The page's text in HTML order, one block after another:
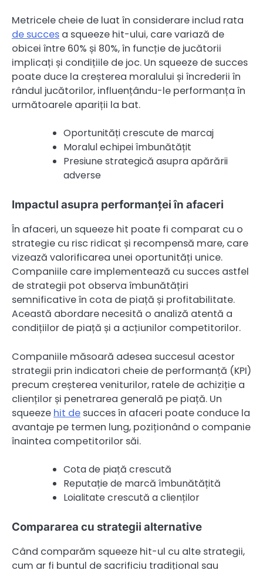
Metricele cheie de luat în considerare includ rata
de succes a squeeze hit-ului, care variază de
obicei între 60% și 80%, în funcție de jucătorii
implicați și condițiile de joc. Un squeeze de succes
poate duce la creșterea moralului și încrederii în
rândul jucătorilor, influențându-le performanța în
următoarele apariții la bat.
Oportunități crescute de marcaj
Moralul echipei îmbunătățit
Presiune strategică asupra apărării
adverse
Impactul asupra performanței în afaceri
În afaceri, un squeeze hit poate fi comparat cu o
strategie cu risc ridicat și recompensă mare, care
vizează valorificarea unei oportunități unice.
Companiile care implementează cu succes astfel
de strategii pot observa îmbunătățiri
semnificative în cota de piață și profitabilitate.
Această abordare necesită o analiză atentă a
condițiilor de piață și a acțiunilor competitorilor.
Companiile măsoară adesea succesul acestor
strategii prin indicatori cheie de performanță (KPI)
precum creșterea veniturilor, ratele de achiziție a
clienților și penetrarea generală pe piață. Un
squeeze hit de succes în afaceri poate conduce la
avantaje pe termen lung, poziționând o companie
înaintea competitorilor săi.
Cota de piață crescută
Reputație de marcă îmbunătățită
Loialitate crescută a clienților
Compararea cu strategii alternative
Când comparăm squeeze hit-ul cu alte strategii,
cum ar fi buntul de sacrificiu tradițional sau